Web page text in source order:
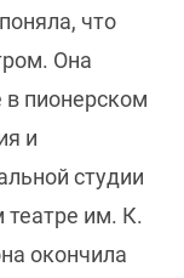
что
Она
пионерском
и
студии
им. К.
окончила